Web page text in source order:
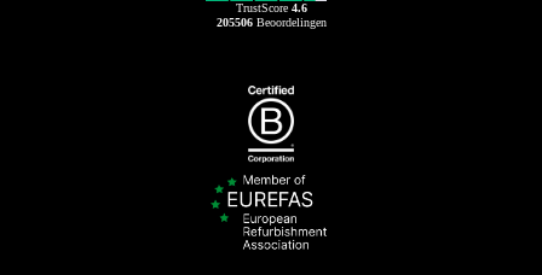
TrustScore 4.6
205506Beoordelingen